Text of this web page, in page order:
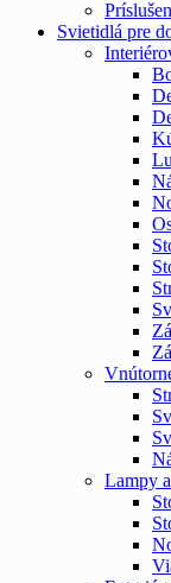
Svietidlá pre
Lampy